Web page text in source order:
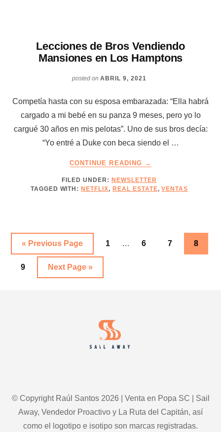
Lecciones de Bros Vendiendo
Mansiones en Los Hamptons
posted onABRIL 9, 2021
Competía hasta con su esposa embarazada: “Ella habrá
cargado a mi bebé en su panza 9 meses, pero yo lo
cargué 30 años en mis pelotas”. Uno de sus bros decía:
“Yo entré a Duke con beca siendo el …
CONTINUE READING
DE
BROS
HAMPTONS
→
FILED UNDER: NEWSLETTER
TAGGED WITH:NETFLIX, REAL ESTATE,VENTAS
« Go
to
Previous Page
Go
1
Interim
…
Go
6
Go
7
Go
to
8
Go
9
Go
to
Next Page »
© Copyright Raúl Santos 2026 | Venta en Popa SC | Sail
Away, Vendedor Proactivo y La Ruta del Capitán, así
como el logotipo e isotipo son marcas registradas.